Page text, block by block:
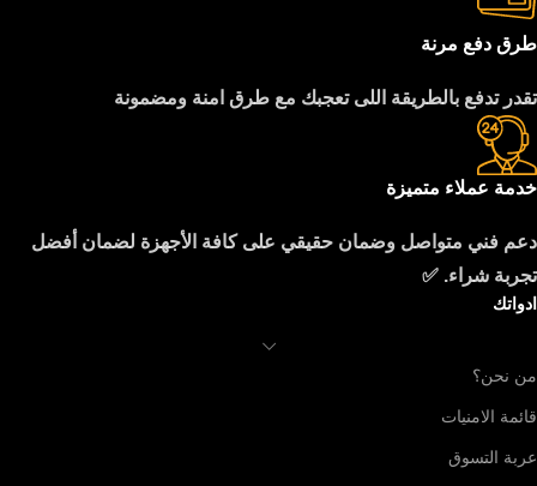
طرق دفع مرنة
تقدر تدفع بالطريقة اللى تعجبك مع طرق امنة ومضمونة
خدمة عملاء متميزة
دعم فني متواصل وضمان حقيقي على كافة الأجهزة لضمان أفضل
تجربة شراء. ✅
ادواتك
من نحن؟
قائمة الامنيات
عربة التسوق